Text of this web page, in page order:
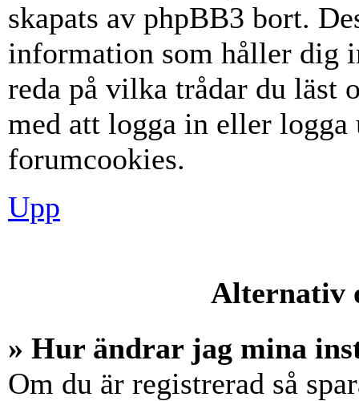
skapats av phpBB3 bort.
information som håller dig
reda på vilka trådar du läst
med att logga in eller
forumcookies.
Upp
Alternativ
» Hur ändrar jag mina
Om du är registrerad så